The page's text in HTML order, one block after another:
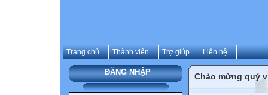
Trang chủ Thành viên Trợ giúp Liên hệ
ĐĂNG NHẬP Chào mừng quý